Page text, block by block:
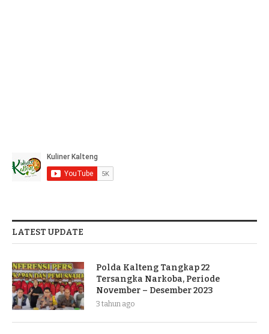
LATEST UPDATE
Polda Kalteng Tangkap 22
Tersangka Narkoba, Periode
November – Desember 2023
3 tahun ago